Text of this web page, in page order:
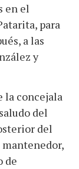
en el
para
a las
y
la concejala
del
del
de